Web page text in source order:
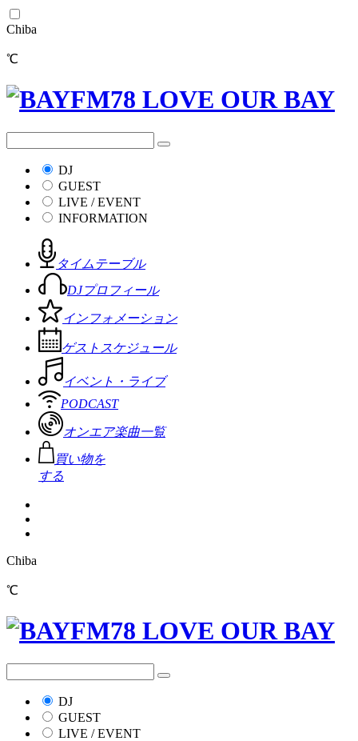
Chiba
℃
DJ
GUEST
LIVE / EVENT
INFORMATION
タイムテーブル
DJプロフィール
インフォメーション
ゲストスケジュール
イベント・ライブ
PODCAST
オンエア楽曲一覧
買い物を
する
Chiba
℃
DJ
GUEST
LIVE / EVENT